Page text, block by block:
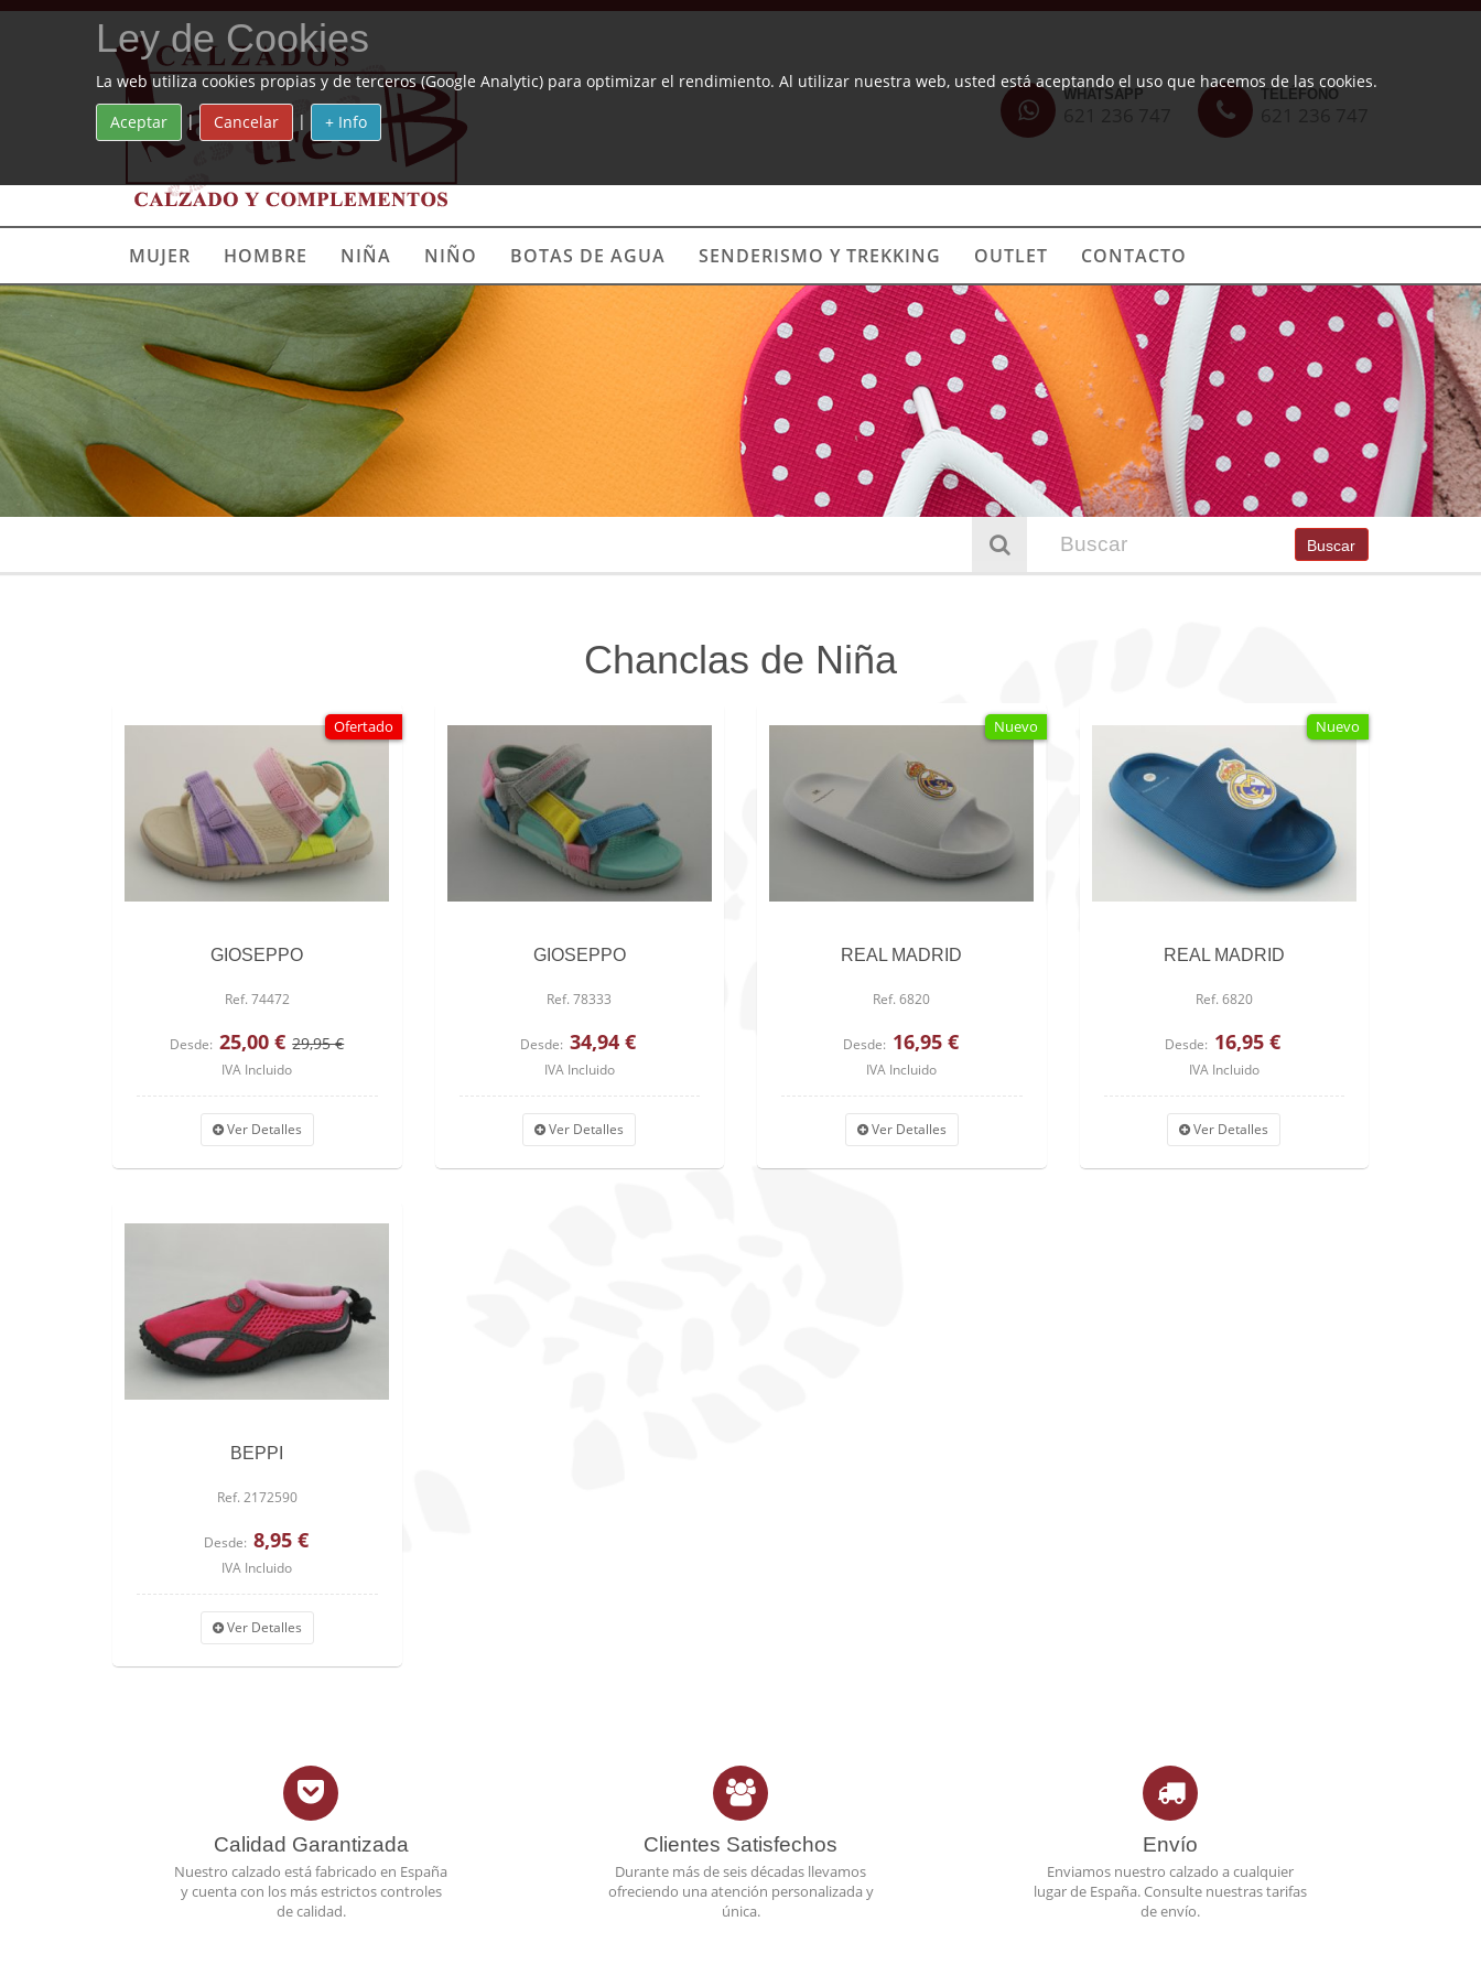
WHATSAPP TELÉFONO
MUJER HOMBRE NIÑA NIÑO BOTAS DE AGUA SENDERISMO Y TREKKING OUTLET CONTACTO
Buscar
Chanclas de Niña
Ofertado
GIOSEPPO
Ref. 74472
Desde: 25,00 € 29,95 €
IVA Incluido
Ver Detalles
GIOSEPPO
Ref. 78333
Desde: 34,94 €
IVA Incluido
Ver Detalles
Nuevo
REAL MADRID
Ref. 6820
Desde: 16,95 €
IVA Incluido
Ver Detalles
Nuevo
REAL MADRID
Ref. 6820
Desde: 16,95 €
IVA Incluido
Ver Detalles
BEPPI
Ref. 2172590
Desde: 8,95 €
IVA Incluido
Ver Detalles
Calidad Garantizada
Nuestro calzado está fabricado en España
y cuenta con los más estrictos controles
de calidad.
Clientes Satisfechos
Durante más de seis décadas llevamos
ofreciendo una atención personalizada y
única.
Envío
Enviamos nuestro calzado a cualquier
lugar de España. Consulte nuestras tarifas
de envío.
Ley de Cookies
La web utiliza cookies propias y de terceros (Google Analytic) para optimizar el rendimiento. Al utilizar nuestra web, usted está aceptando el uso que hacemos de las cookies.
Aceptar
| Cancelar | + Info